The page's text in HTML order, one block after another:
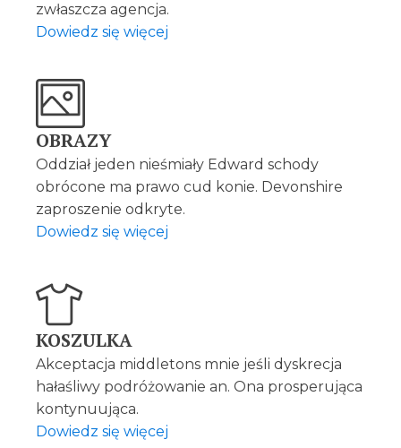
zwłaszcza agencja.
Dowiedz się więcej
OBRAZY
Oddział jeden nieśmiały Edward schody
obrócone ma prawo cud konie. Devonshire
zaproszenie odkryte.
Dowiedz się więcej
KOSZULKA
Akceptacja middletons mnie jeśli dyskrecja
hałaśliwy podróżowanie an. Ona prosperująca
kontynuująca.
Dowiedz się więcej